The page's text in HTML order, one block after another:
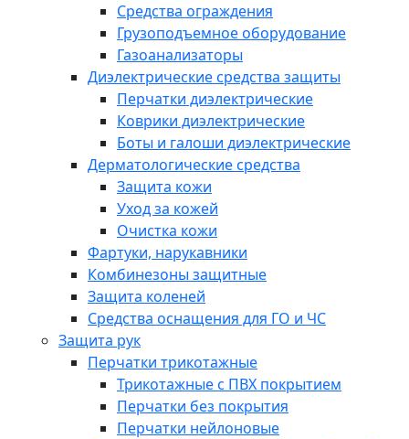
Средства ограждения
Грузоподъемное оборудование
Газоанализаторы
Диэлектрические средства защиты
Перчатки диэлектрические
Коврики диэлектрические
Боты и галоши диэлектрические
Дерматологические средства
Защита кожи
Уход за кожей
Очистка кожи
Фартуки, нарукавники
Комбинезоны защитные
Защита коленей
Средства оснащения для ГО и ЧС
Защита рук
Перчатки трикотажные
Трикотажные с ПВХ покрытием
Перчатки без покрытия
Перчатки нейлоновые